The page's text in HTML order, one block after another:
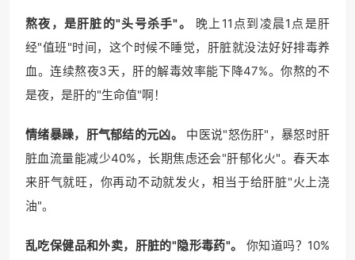
熬夜，是肝脏的"头号杀手"。
晚上11点到凌晨1点是肝
经"值班"时间，这个时候不睡觉，肝脏就没法好好排毒养
血。连续熬夜3天，肝的解毒效率能下降47%。你熬的不
是夜，是肝的"生命值"啊！
情绪暴躁，肝气郁结的元凶。
中医说"怒伤肝"，暴怒时肝
脏血流量能减少40%，长期焦虑还会"肝郁化火"。春天本
来肝气就旺，你再动不动就发火，相当于给肝脏"火上浇
油"。
乱吃保健品和外卖，肝脏的"隐形毒药"。
你知道吗？10%